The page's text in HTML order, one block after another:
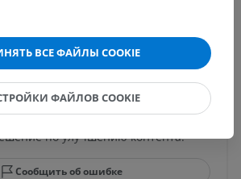
предложить поправку, свою версию
по улучшению контента.
Сообщить об ошибке
ВСЕ ФАЙЛЫ COOKIE
ФАЙЛОВ COOKIE